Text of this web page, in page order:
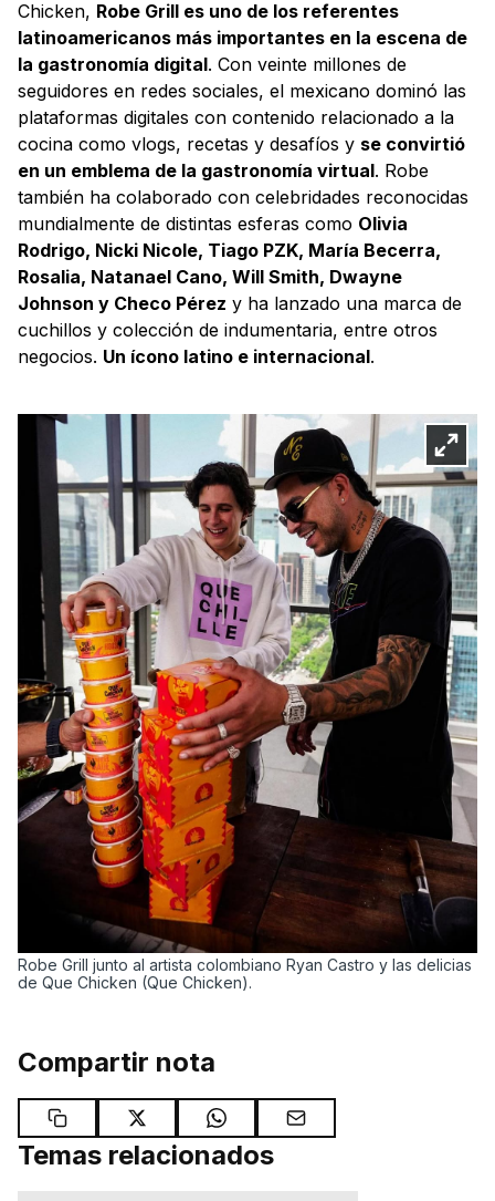
Chicken, Robe Grill es uno de los referentes
latinoamericanos más importantes en la escena de
la gastronomía digital. Con veinte millones de
seguidores en redes sociales, el mexicano dominó las
plataformas digitales con contenido relacionado a la
cocina como vlogs, recetas y desafíos y se convirtió
en un emblema de la gastronomía virtual. Robe
también ha colaborado con celebridades reconocidas
mundialmente de distintas esferas como Olivia
Rodrigo, Nicki Nicole, Tiago PZK, María Becerra,
Rosalia, Natanael Cano, Will Smith, Dwayne
Johnson y Checo Pérez y ha lanzado una marca de
cuchillos y colección de indumentaria, entre otros
negocios. Un ícono latino e internacional.
Robe Grill junto al artista colombiano Ryan Castro y las delicias
de Que Chicken (Que Chicken).
Compartir nota
Temas relacionados